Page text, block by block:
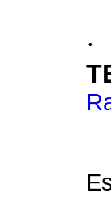
·